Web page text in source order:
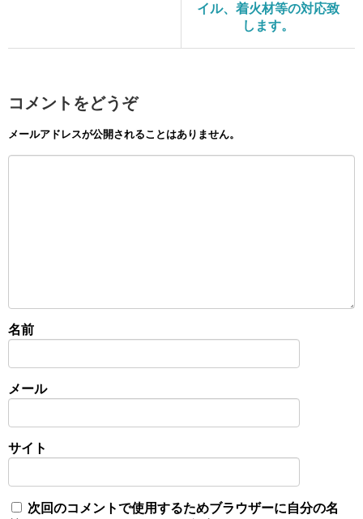
イル、着火材等の対応致
します。
コメントをどうぞ
メールアドレスが公開されることはありません。
名前
メール
サイト
次回のコメントで使用するためブラウザーに自分の名